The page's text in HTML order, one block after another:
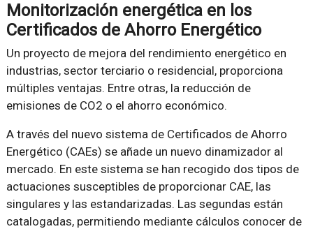
Monitorización energética en los
Certificados de Ahorro Energético
Un proyecto de mejora del rendimiento energético en
industrias, sector terciario o residencial, proporciona
múltiples ventajas. Entre otras, la reducción de
emisiones de CO2 o el ahorro económico.
A través del nuevo sistema de Certificados de Ahorro
Energético (CAEs) se añade un nuevo dinamizador al
mercado. En este sistema se han recogido dos tipos de
actuaciones susceptibles de proporcionar CAE, las
singulares y las estandarizadas. Las segundas están
catalogadas, permitiendo mediante cálculos conocer de